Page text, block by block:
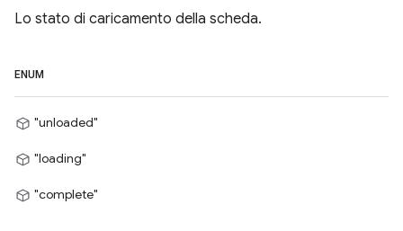
Lo stato di caricamento della scheda.
ENUM
"unloaded"
"loading"
"complete"